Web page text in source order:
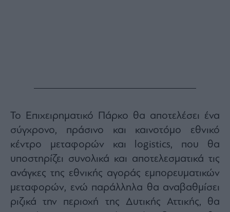
Το Επιχειρηματικό Πάρκο θα αποτελέσει ένα
σύγχρονο, πράσινο και καινοτόμο εθνικό
κέντρο μεταφορών και logistics, που θα
υποστηρίζει συνολικά και αποτελεσματικά τις
ανάγκες της εθνικής αγοράς εμπορευματικών
μεταφορών, ενώ παράλληλα θα αναβαθμίσει
ριζικά την περιοχή της Δυτικής Αττικής, θα